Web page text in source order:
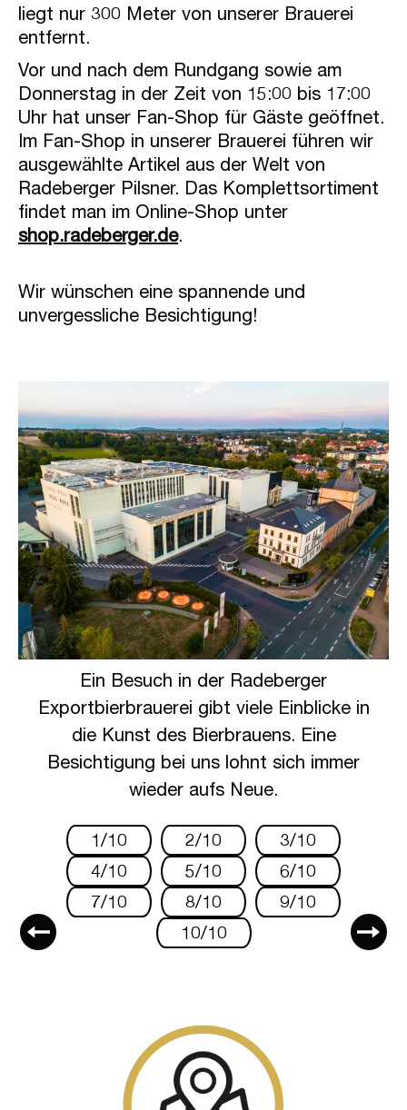
liegt nur 300 Meter von unserer Brauerei
entfernt.
Vor und nach dem Rundgang sowie am
Donnerstag in der Zeit von 15:00 bis 17:00
Uhr hat unser Fan-Shop für Gäste geöffnet.
Im Fan-Shop in unserer Brauerei führen wir
ausgewählte Artikel aus der Welt von
Radeberger Pilsner. Das Komplettsortiment
findet man im Online-Shop unter
shop.radeberger.de.
Wir wünschen eine spannende und
unvergessliche Besichtigung!
Ein Besuch in der Radeberger
Exportbierbrauerei gibt viele Einblicke in
die Kunst des Bierbrauens. Eine
Besichtigung bei uns lohnt sich immer
wieder aufs Neue.
1/10 2/10
3/10
4/10
5/10
6/10
7/10
8/10
9/10
10/10